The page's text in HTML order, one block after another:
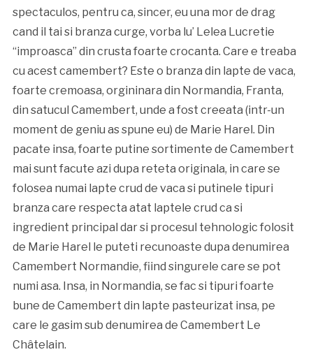
spectaculos, pentru ca, sincer, eu una mor de drag
cand il tai si branza curge, vorba lu’ Lelea Lucretie
“improasca” din crusta foarte crocanta. Care e treaba
cu acest camembert? Este o branza din lapte de vaca,
foarte cremoasa, orgininara din Normandia, Franta,
din satucul Camembert, unde a fost creeata (intr-un
moment de geniu as spune eu) de Marie Harel. Din
pacate insa, foarte putine sortimente de Camembert
mai sunt facute azi dupa reteta originala, in care se
folosea numai lapte crud de vaca si putinele tipuri
branza care respecta atat laptele crud ca si
ingredient principal dar si procesul tehnologic folosit
de Marie Harel le puteti recunoaste dupa denumirea
Camembert Normandie, fiind singurele care se pot
numi asa. Insa, in Normandia, se fac si tipuri foarte
bune de Camembert din lapte pasteurizat insa, pe
care le gasim sub denumirea de Camembert Le
Châtelain.